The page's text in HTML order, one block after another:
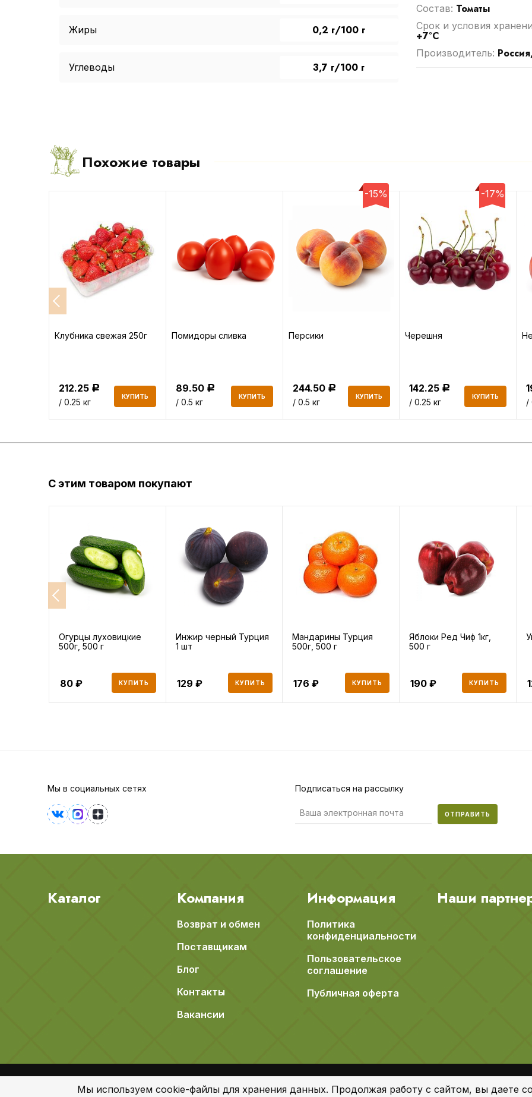
Жиры 0,2 г/100 г
Углеводы 3,7 г/100 г
Cостав: Томаты
Срок и условия
+7°С
Производитель:
Похожие товары
Клубника свежая 250г
212.25 Р
/ 0.25 кг
КУПИТЬ
Помидоры сливка
89.50 Р
/ 0.5 кг
КУПИТЬ
-15%
Персики
244.50 Р
/ 0.5 кг
КУПИТЬ
-17%
Черешня
142.25 Р
/ 0.25 кг
КУПИТЬ
/
С этим товаром покупают
Огурцы луховицкие
500г, 500 г
80 КУПИТЬ
Инжир черный Турция
1 шт
129 КУПИТЬ
Мандарины Турция
500г, 500 г
176 КУПИТЬ
Яблоки Ред Чиф 1кг,
500 г
190 КУПИТЬ
Мы в социальных сетях Подписаться на рассылку
ОТПРАВИТЬ
Каталог Компания
Возврат и обмен
Поставщикам
Блог
Контакты
Вакансии
Информация
Политика
конфиденциальности
Пользовательское
соглашение
Публичная оферта
Наши
Мы используем cookie-файлы для хранения данных. Продолжая работу с сайтом, вы даете